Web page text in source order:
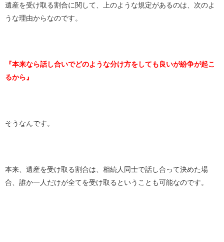
遺産を受け取る割合に関して、上のような規定があるのは、次のよ
うな理由からなのです。
『本来なら話し合いでどのような分け方をしても良いが紛争が起こ
るから』
そうなんです。
本来、遺産を受け取る割合は、相続人同士で話し合って決めた場
合、誰か一人だけが全てを受け取るということも可能なのです。